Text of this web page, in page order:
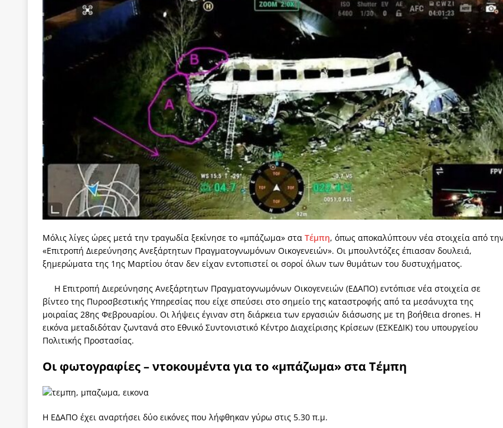
[ 22 Μαΐου 2020 ] Μακάριος Λαζαρίδης: Έργο!
ΠΡΟΣΩΠΟΓΡΑΦΙΕΣ
[ 7 Αυγούστου 2026 ] Οι μαθητευόμενοι μάγοι της πολιτικής
UNCATEGORIZED
[ 6 Αυγούστου 2026 ]
Κ. Μητσοτάκης, Α. Τσίπρας, Μ. Καρυστιανού, Α. Σαμαράς: παλαιοί παίκτες και νέοι σε νέους ρόλους
-και οι εκλογές της Άνοιξης
ΑΠΟΨΕΙΣ
[ 6 Αυγούστου 2026 ]
“Τίς γλαῦκ’ Ἀθήναζ’ ἤγαγεν”;
ΑΠΟΨΕΙΣ
[ 6 Αυγούστου 2026 ] Το μεγάλο «ριφιφί» του Ταμείου Ανάκαμψης: Κυβερνητική απληστία και αντιπολιτευτική αφασία
ΑΠΟΨΕΙΣ
[ 6 Αυγούστου 2026 ] 22 πρώην στελέχη της «Ελπίδας» καταγγέλουν “ένα συγκεντρωτικό μοντέλο αποφάσεων από
ελάχιστα πρόσωπα, με λογικές “αυλών”, μηχανισμών και παρασκηνιακών ανταγωνισμών”
ΣΚΕΨΕΙΣ
[ 6 Αυγούστου 2026 ] Δόμνα Μιχαηλίδου: Αξιοπρέπεια
ΠΡΟΒΟΛΕΣ
[ 6 Αυγούστου 2026 ] Η δημοκρατία της διαχείρισης τελειώνει
ΠΑΡΕΜΒΑΣΕΙΣ
[ 5 Αυγούστου 2026 ] Κυριάκος Μητσοτάκης: Αναλγησίες
ΠΡΟΒΟΛΕΣ
[ 4 Αυγούστου 2026 ] Θα ανήκεις όπου ανήκει το νερό
ΑΝΑΓΝΩΣΕΙΣ
ΠΑΡΕΜΒΑΣΕΙΣ
[ 4 Αυγούστου 2026 ] Εφημερίδα «Εστία»: Όταν η δημοσιογραφία βάζει τα χέρια της και βγάζει τα μάτια της
ΑΠΟΨΕΙΣ
[ 4 Αυγούστου 2026 ]
[ 4 Αυγούστου 2026 ]
Tηλεοπτικοί “Mega-Fiers”…
ΑΠΟΨΕΙΣ
[ 4 Αυγούστου 2026 ]
Μόλις λίγες ώρες μετά την τραγωδία ξεκίνησε το «μπάζωμα» στα Τέμπη, όπως αποκαλύπτουν νέα στοιχεία από την
«Επιτροπή Διερεύνησης Ανεξάρτητων Πραγματογνωμόνων Οικογενειών». Οι μπουλντόζες έπιασαν δουλειά,
ξημερώματα της 1ης Μαρτίου όταν δεν είχαν εντοπιστεί οι σοροί όλων των θυμάτων του δυστυχήματος.
Η Επιτροπή Διερεύνησης Ανεξάρτητων Πραγματογνωμόνων Οικογενειών (ΕΔΑΠΟ) εντόπισε νέα στοιχεία σε
βίντεο της Πυροσβεστικής Υπηρεσίας που είχε σπεύσει στο σημείο της καταστροφής από τα μεσάνυχτα της
μοιραίας 28ης Φεβρουαρίου. Οι λήψεις έγιναν στη διάρκεια των εργασιών διάσωσης με τη βοήθεια drones. Η
εικόνα μεταδιδόταν ζωντανά στο Εθνικό Συντονιστικό Κέντρο Διαχείρισης Κρίσεων (ΕΣΚΕΔΙΚ) του υπουργείου
Πολιτικής Προστασίας.
Οι φωτογραφίες – ντοκουμέντα για το «μπάζωμα» στα Τέμπη
Η ΕΔΑΠΟ έχει αναρτήσει δύο εικόνες που λήφθηκαν γύρω στις 5.30 π.μ.